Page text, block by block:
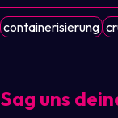
containerisierung
Sag uns